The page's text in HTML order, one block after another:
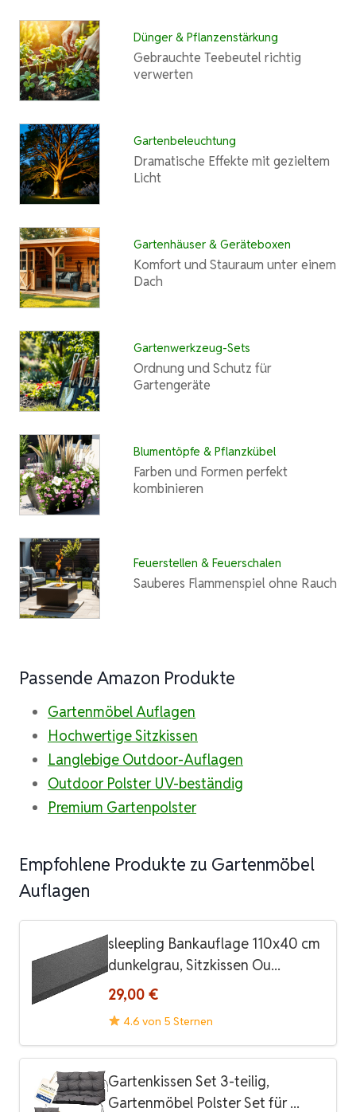
Dünger & Pflanzenstärkung
Gebrauchte Teebeutel richtig
verwerten
Gartenbeleuchtung
Dramatische Effekte mit gezieltem
Licht
Gartenhäuser & Geräteboxen
Komfort und Stauraum unter einem
Dach
Gartenwerkzeug-Sets
Ordnung und Schutz für
Gartengeräte
Blumentöpfe & Pflanzkübel
Farben und Formen perfekt
kombinieren
Feuerstellen & Feuerschalen
Sauberes Flammenspiel ohne Rauch
Passende Amazon Produkte
Gartenmöbel Auflagen
Hochwertige Sitzkissen
Langlebige Outdoor-Auflagen
Outdoor Polster UV-beständig
Premium Gartenpolster
Empfohlene Produkte zu Gartenmöbel
Auflagen
sleepling Bankauflage 110x40 cm
dunkelgrau, Sitzkissen Ou...
29,00 €
4.6 von 5 Sternen
Gartenkissen Set 3-teilig,
Gartenmöbel Polster Set für ...